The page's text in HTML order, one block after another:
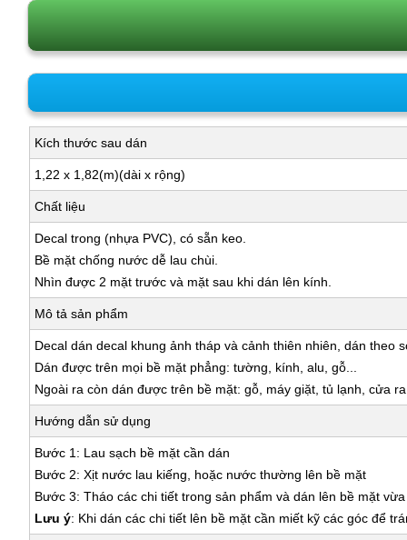
Kích thước sau dán
1,22 x 1,82(m)(dài x rộng)
Chất liệu
Decal trong (nhựa PVC), có sẵn keo.
Bề mặt chống nước dễ lau chùi.
Nhìn được 2 mặt trước và mặt sau khi dán lên kính.
Mô tả sản phẩm
Decal dán decal khung ảnh tháp và cảnh thiên nhiên, dán
Dán được trên mọi bề mặt phẳng: tường, kính, alu, gỗ...
Ngoài ra còn dán được trên bề mặt: gỗ, máy giặt, tủ lạnh, cửa
Hướng dẫn sử dụng
Bước 1: Lau sạch bề mặt cần dán
Bước 2: Xịt nước lau kiếng, hoặc nước thường lên bề mặt
Bước 3: Tháo các chi tiết trong sản phẩm và dán lên bề mặt
Lưu ý: Khi dán các chi tiết lên bề mặt cần miết kỹ các góc để